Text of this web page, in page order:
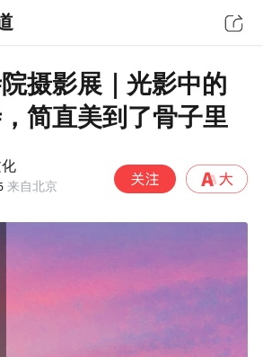
摄影展｜光影中的
简直美到了骨子里
来自北京